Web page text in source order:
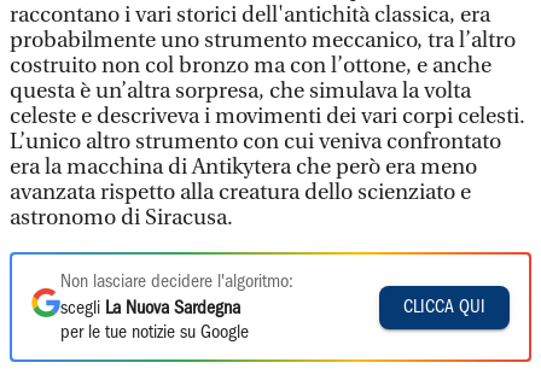
raccontano i vari storici dell'antichità classica, era
probabilmente uno strumento meccanico, tra l’altro
costruito non col bronzo ma con l’ottone, e anche
questa è un’altra sorpresa, che simulava la volta
celeste e descriveva i movimenti dei vari corpi celesti.
L’unico altro strumento con cui veniva confrontato
era la macchina di Antikytera che però era meno
avanzata rispetto alla creatura dello scienziato e
astronomo di Siracusa.
Non lasciare decidere l'algoritmo:
scegli La Nuova Sardegna
per le tue notizie su Google
CLICCA QUI